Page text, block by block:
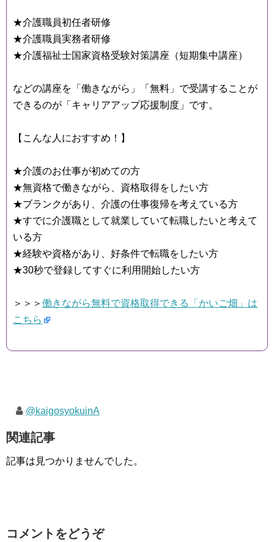
★介護職員初任者研修
★介護職員実務者研修
★介護福祉士国家資格受験対策講座（短期集中講座）
などの講座を「働きながら」「無料」で受講することが
できるのが「キャリアアップ応援制度」です。
【こんな人におすすめ！】
★介護のお仕事が初めての方
★無資格で働きながら、資格取得をしたい方
★ブランクがあり、介護の仕事復帰を考えている方
★すでに介護職として就業していて転職したいと考えて
いる方
★経験や資格があり、好条件で転職をしたい方
★30秒で登録してすぐに利用開始したい方
＞＞＞ 働きながら無料で資格取得できる「かいご畑」は
こちら
@kaigosyokuinA
関連記事
記事は見つかりませんでした。
コメントをどうぞ